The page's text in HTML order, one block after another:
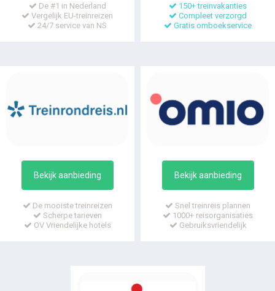
De #1 in Nederland
Vergelijk EU-treinreizen
24/7 service van NS
150+ treinvakanties
Compleet verzorgd
Gratis omboekservice
Bekijk aanbieding
De mooiste treinreizen
Scherpe tarieven
OV Vriendelijke hotels
Bekijk aanbieding
Snel treinreis plannen
1000+ reisorganisaties
Gebruiksvriendelijk